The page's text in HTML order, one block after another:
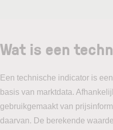
Wat is een
Een technische indicator is
basis van marktdata.
gebruikgemaakt van
daarvan. De berekende